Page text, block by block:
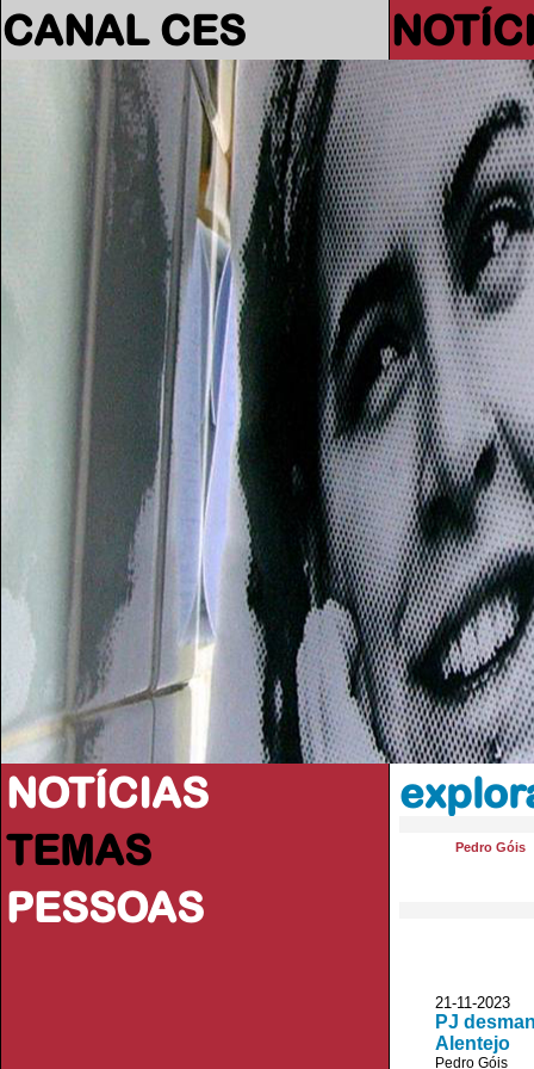
CANAL CES
NOTÍCIAS
TEMAS
PESSOAS
Pedro Góis
21-11-
PJ
Alentejo
Pedro Góis